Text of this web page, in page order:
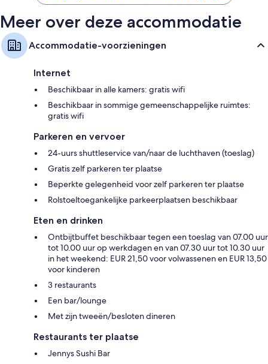
Meer over deze accommodatie
Accommodatie-voorzieningen
Internet
Beschikbaar in alle kamers: gratis wifi
Beschikbaar in sommige gemeenschappelijke ruimtes:
gratis wifi
Parkeren en vervoer
24-uurs shuttleservice van/naar de luchthaven (toeslag)
Gratis zelf parkeren ter plaatse
Beperkte gelegenheid voor zelf parkeren ter plaatse
Rolstoeltoegankelijke parkeerplaatsen beschikbaar
Eten en drinken
Ontbijtbuffet beschikbaar tegen een toeslag van 07.00 uur
tot 10.00 uur op werkdagen en van 07.30 uur tot 10.30 uur
in het weekend: EUR 21,50 voor volwassenen en EUR 13,50
voor kinderen
3 restaurants
Een bar/lounge
Met zijn tweeën/besloten dineren
Restaurants ter plaatse
Jennys Sushi Bar